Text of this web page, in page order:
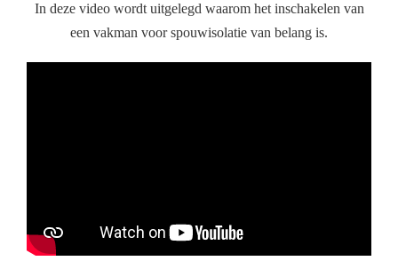
In deze video wordt uitgelegd waarom het inschakelen van
een vakman voor spouwisolatie van belang is.